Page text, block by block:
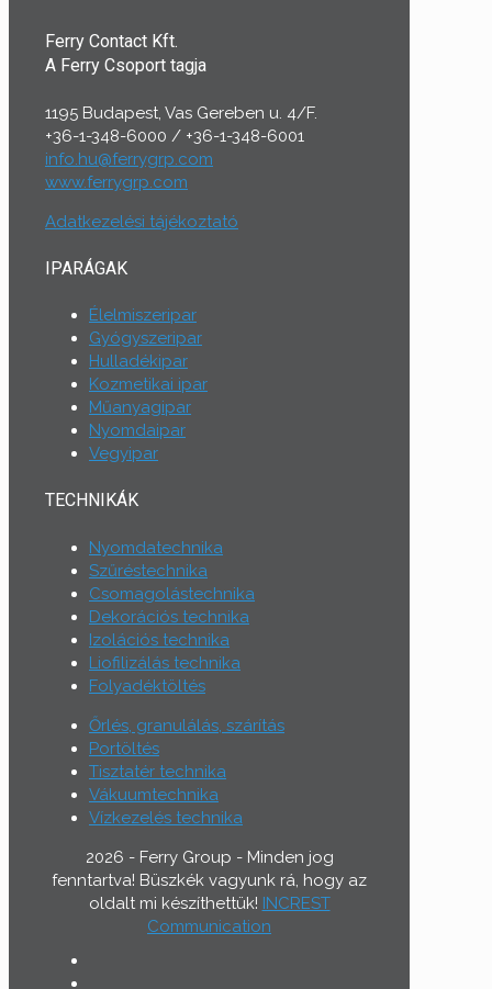
Ferry Contact Kft.
A Ferry Csoport tagja
1195 Budapest, Vas Gereben u. 4/F.
+36-1-348-6000 / +36-1-348-6001
info.hu@ferrygrp.com
www.ferrygrp.com
Adatkezelési tájékoztató
IPARÁGAK
Élelmiszeripar
Gyógyszeripar
Hulladékipar
Kozmetikai ipar
Műanyagipar
Nyomdaipar
Vegyipar
TECHNIKÁK
Nyomdatechnika
Szűréstechnika
Csomagolástechnika
Dekorációs technika
Izolációs technika
Liofilizálás technika
Folyadéktöltés
Őrlés, granulálás, szárítás
Portöltés
Tisztatér technika
Vákuumtechnika
Vízkezelés technika
2026 - Ferry Group - Minden jog
fenntartva! Büszkék vagyunk rá, hogy az
oldalt mi készíthettük! INCREST
Communication